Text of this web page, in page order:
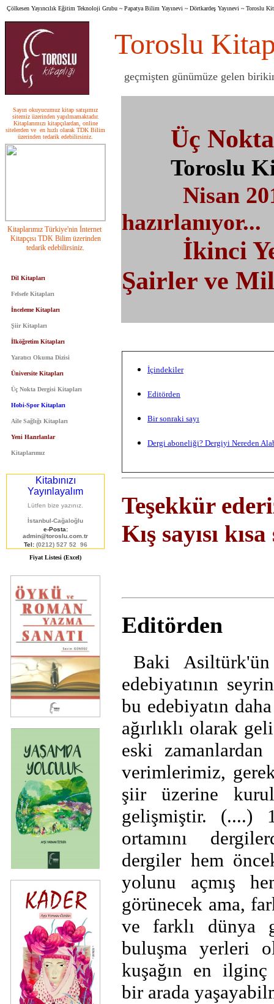
Çölkesen Yayıncılık Eğitim Teknoloji Grubu ~ Papatya Bilim Yayınevi ~ Dörtkardeş Yayınevi ~ Toroslu
Toroslu
geçmişten günümüze gelen
Sayın okuyucumuz kitap satışımız
sitemiz üzerinden yapılmamaktadır.
Kitaplarımızı kitapçılardan, online
sitelerden ve en hızlı olarak TDK Bilim
üzerinden tedarik edebilirsiniz.
Kitaplarımız Türkiye'nin İnternet
Kitapçısı TDK Bilim üzerinden
tedarik edebilirsiniz.
Dil Kitapları
Felsefe Kitapları
İnceleme Kitapları
Şiir Kitapları
İlköğretim Kitapları
Yaratıcı Okuma Dizisi
Üniversite Kitapları
Üç Nokta Dergisi Kitapları
Hobi-Spor Kitapları
Aile Sağlığı Kitapları
Yeni Hazırlanlar
Kitaplarımız
Kitabınızı
Yayınlayalım
Lütfen bize yazınız.
İstanbul-Cağaloğlu
e-Posta:
admin@toroslu.com.tr
Tel: (0212) 527 52 96
Fiyat Listesi (Excel)
Üç
Toroslu
Nisan
hazırlanıyor...
İkinci
Şairler ve
İçindekiler
Editörden
Bir sonraki sayı
Dergi aboneliği? Dergiyi Nereden
Teşekkür
Kış sayısı
Editörden
Baki
edebiyatının
bu edebiyatın
ağırlıklı olarak
eski
verimlerimiz,
şiir üzerine
gelişmiştir. (....)
ortamını
dergiler hem
yolunu açmış
görünecek ama,
ve farklı dünya
buluşma yerleri
kuşağın en ilginç
bir arada